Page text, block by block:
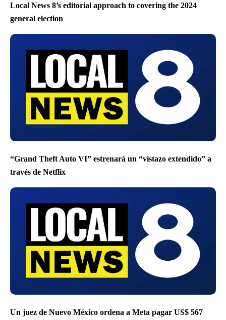
Local News 8’s editorial approach to covering the 2024
general election
“Grand Theft Auto VI” estrenará un “vistazo extendido” a
través de Netflix
Un juez de Nuevo México ordena a Meta pagar US$ 567